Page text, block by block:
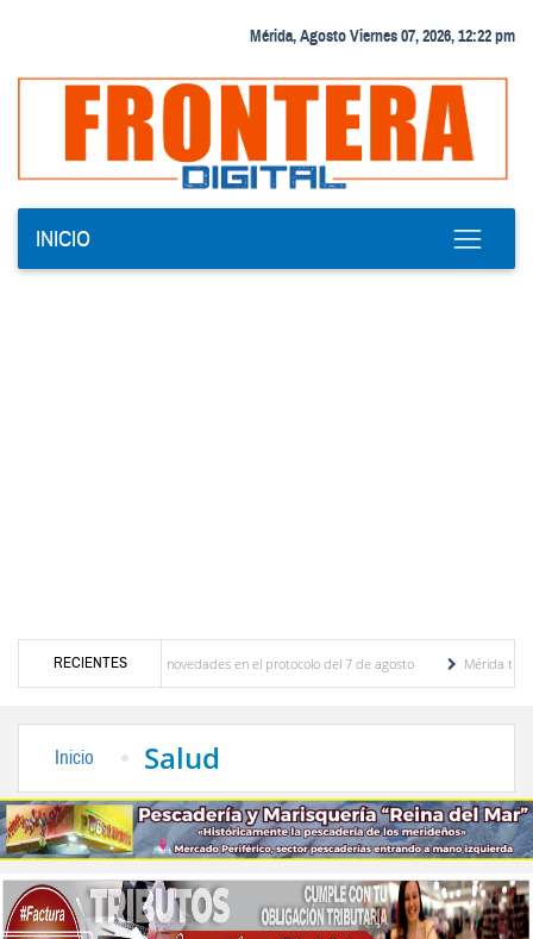
Mérida, Agosto Viernes 07, 2026, 12:22 pm
INICIO
RECIENTES
y se conocieron novedades en el protocolo del 7 de agosto
Mérida territorio
Inicio Salud